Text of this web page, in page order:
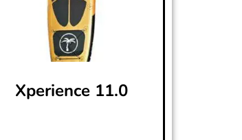
Xperience 11.0